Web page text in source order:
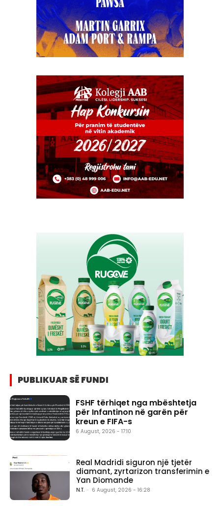
PUBLIKUAR SË FUNDI
FSHF tërhiqet nga mbështetja
për Infantinon në garën për
kreun e FIFA-s
6 August, 2026 - 17:10
Real Madridi siguron një tjetër
diamant, zyrtarizon transferimin e
Yan Diomande
N.T. - 6 August, 2026 - 16:28